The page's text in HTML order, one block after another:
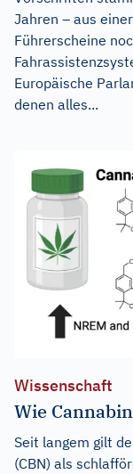
Jahren – aus
Führerscheine
Europäische
denen alles...
Wissenschaft
Wie
Seit langem gilt
(CBN) als